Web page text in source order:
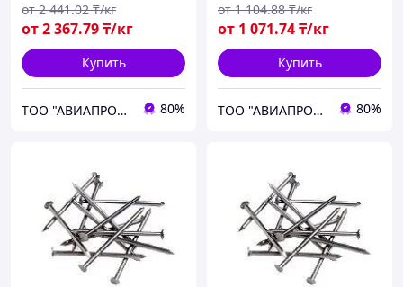
от2 367.79₸/кг
от 2 441.02 ₸/кг
Купить
ТОО "АВИАПРОМСТАЛЬ" 80%
от 1 071.74₸/кг
от 1 104.88 ₸/кг
Купить
ТОО "АВИАПРОМСТАЛЬ" 80%